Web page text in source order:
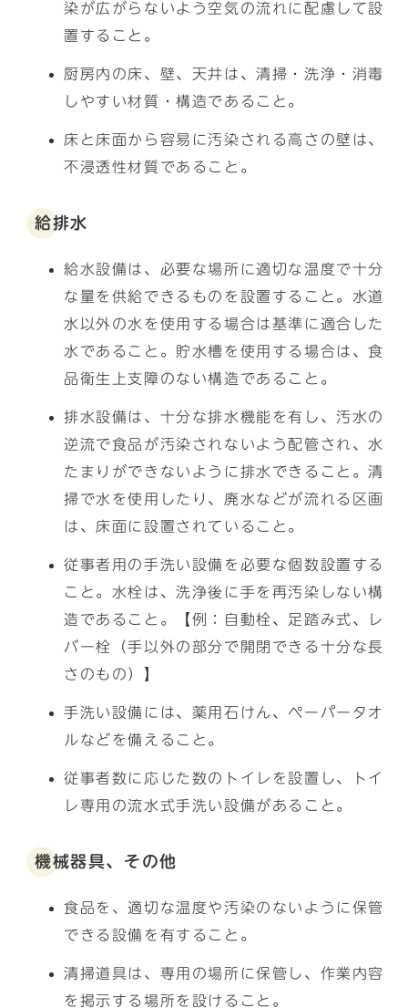
染が広がらないよう空気の流れに配慮して設
置すること。
厨房内の床、壁、天井は、清掃・洗浄・消毒
しやすい材質・構造であること。
床と床面から容易に汚染される高さの壁は、
不浸透性材質であること。
給排水
給水設備は、必要な場所に適切な温度で十分
な量を供給できるものを設置すること。水道
水以外の水を使用する場合は基準に適合した
水であること。貯水槽を使用する場合は、食
品衛生上支障のない構造であること。
排水設備は、十分な排水機能を有し、汚水の
逆流で食品が汚染されないよう配管され、水
たまりができないように排水できること。清
掃で水を使用したり、廃水などが流れる区画
は、床面に設置されていること。
従事者用の手洗い設備を必要な個数設置する
こと。水栓は、洗浄後に手を再汚染しない構
造であること。【例：自動栓、足踏み式、レ
バー栓（手以外の部分で開閉できる十分な長
さのもの）】
手洗い設備には、薬用石けん、ペーパータオ
ルなどを備えること。
従事者数に応じた数のトイレを設置し、トイ
レ専用の流水式手洗い設備があること。
機械器具、その他
食品を、適切な温度や汚染のないように保管
できる設備を有すること。
清掃道具は、専用の場所に保管し、作業内容
を掲示する場所を設けること。